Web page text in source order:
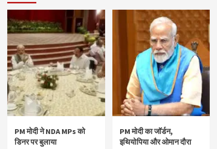
PM मोदी ने NDA MPs को
डिनर पर बुलाया
PM मोदी का जॉर्डन,
इथियोपिया और ओमान दौरा